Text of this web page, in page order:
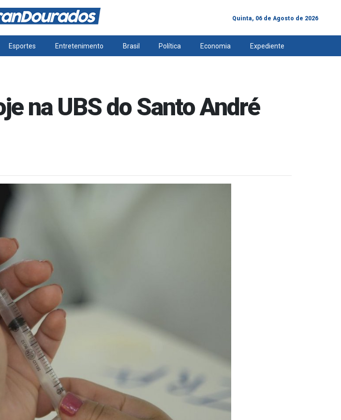
Quinta, 06 de Agosto de 2026
Esportes Entretenimento Brasil Política Economia Expediente
na UBS do Santo André